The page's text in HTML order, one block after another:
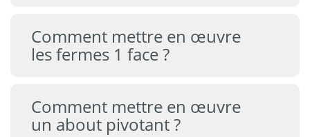
Comment mettre en œuvre
les fermes 1 face ?
Comment mettre en œuvre
un about pivotant ?